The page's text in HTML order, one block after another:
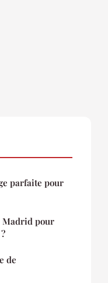
parfaite pour
Madrid pour
de